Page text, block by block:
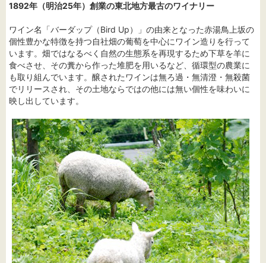
1892年（明治25年）創業の東北地方最古のワイナリー
ワイン名「バーダップ（Bird Up）」の由来となった赤湯鳥上坂の
個性豊かな特徴を持つ自社畑の葡萄を中心にワイン造りを行って
います。畑ではなるべく自然の生態系を再現するため下草を羊に
食べさせ、その糞から作った堆肥を用いるなど、循環型の農業に
も取り組んでいます。醸されたワインは無ろ過・無清澄・無殺菌
でリリースされ、その土地ならではの他には無い個性を味わいに
映し出しています。